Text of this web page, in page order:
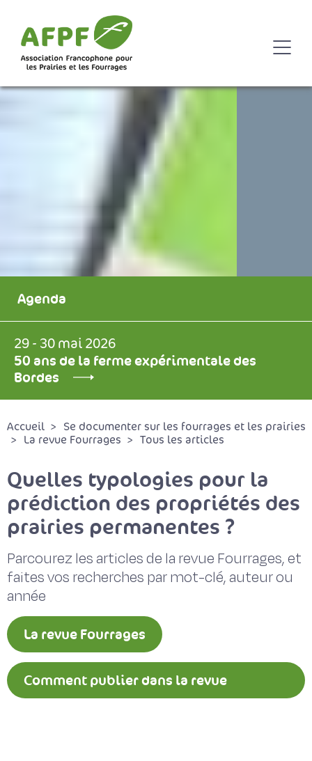
Agenda
29 - 30 mai 2026
50 ans de la ferme expérimentale des
Bordes
Accueil
Se documenter sur les fourrages et les prairies
La revue Fourrages
Tous les articles
Quelles typologies pour la
prédiction des propriétés des
prairies permanentes ?
Parcourez les articles de la revue Fourrages, et
faites vos recherches par mot-clé, auteur ou
année
La revue Fourrages
Comment publier dans la revue